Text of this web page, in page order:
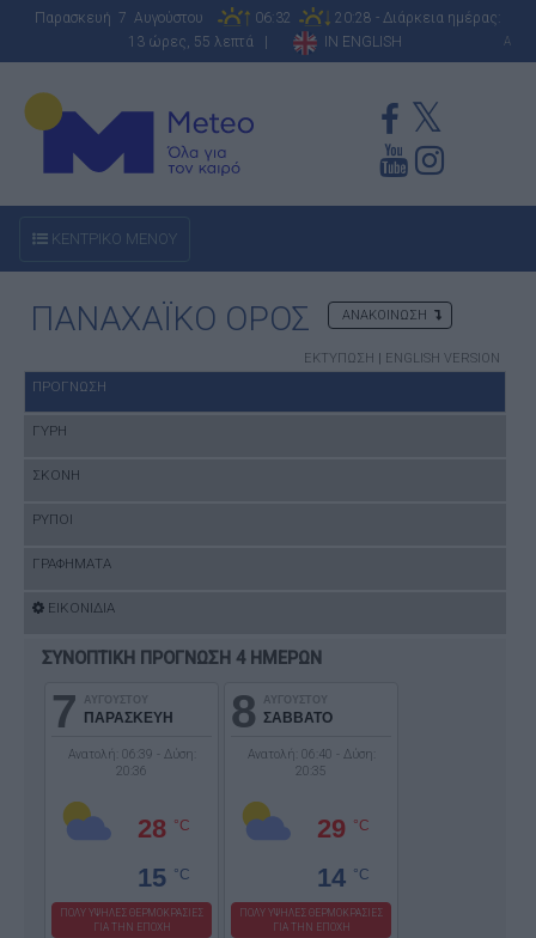
Παρασκευή 7 Αυγούστου 06:32
20:28 - Διάρκεια ημέρας:
13 ώρες, 55 λεπτά |
IN ENGLISH A
ΚΕΝΤΡΙΚΟ ΜΕΝΟΥ
ΠΑΝΑΧΑΪΚΟ ΟΡΟΣ ΑΝΑΚΟΙΝΩΣΗ
ΕΚΤΥΠΩΣΗ | ENGLISH VERSION
ΠΡΟΓΝΩΣΗ
ΓΥΡΗ
ΣΚΟΝΗ
ΡΥΠΟΙ
ΓΡΑΦΗΜΑΤΑ
ΕΙΚΟΝΙΔΙΑ
ΣΥΝΟΠΤΙΚΗ ΠΡΟΓΝΩΣΗ 4 ΗΜΕΡΩΝ
7 ΑΥΓΟΥΣΤΟΥ
ΠΑΡΑΣΚΕΥΗ
Ανατολή: 06:39 - Δύση:
20:36
28 °C
15 °C
ΠΟΛΥ ΥΨΗΛΕΣ ΘΕΡΜΟΚΡΑΣΙΕΣ
ΓΙΑ ΤΗΝ ΕΠΟΧΗ
8 ΑΥΓΟΥΣΤΟΥ
ΣΑΒΒΑΤΟ
Ανατολή: 06:40 - Δύση:
20:35
29 °C
14 °C
ΠΟΛΥ ΥΨΗΛΕΣ ΘΕΡΜΟΚΡΑΣΙΕΣ
ΓΙΑ ΤΗΝ ΕΠΟΧΗ